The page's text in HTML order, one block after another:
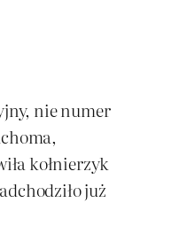
nie numer
kołnierzyk
już